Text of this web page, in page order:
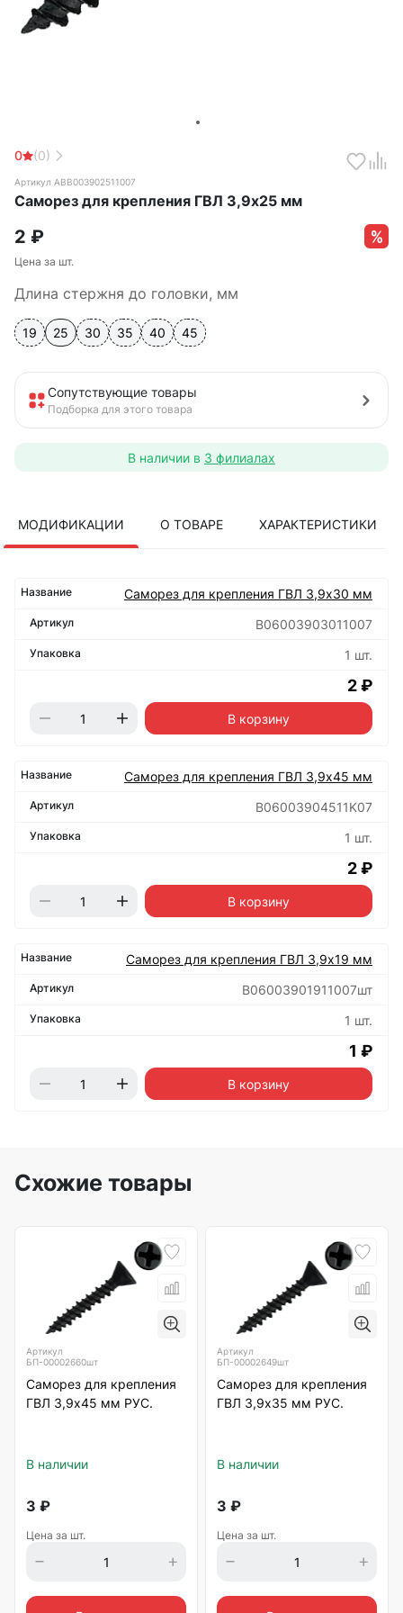
0 (0)
Артикул ABB003902511007
Саморез для крепления ГВЛ 3,9х25 мм
2 ₽
Цена за шт.
Длина стержня до головки, мм
19 25 30 35 40 45
Сопутствующие товары
Подборка для этого товара
В наличии в 3 филиалах
МОДИФИКАЦИИ О ТОВАРЕ ХАРАКТЕРИСТИКИ
Саморез для крепления ГВЛ 3,9х30 мм
B06003903011007
1 шт.
2 ₽
В корзину
Саморез для крепления ГВЛ 3,9х45 мм
B06003904511K07
1 шт.
2 ₽
В корзину
Саморез для крепления ГВЛ 3,9х19 мм
B06003901911007шт
1 шт.
1 ₽
В корзину
Схожие товары
Артикул
БП-00002660шт
Саморез для крепления
ГВЛ 3,9х45 мм РУС.
В наличии
3 ₽
Цена за шт.
Артикул
БП-00002649шт
Саморез для крепления
ГВЛ 3,9х35 мм РУС.
В наличии
3 ₽
Цена за шт.